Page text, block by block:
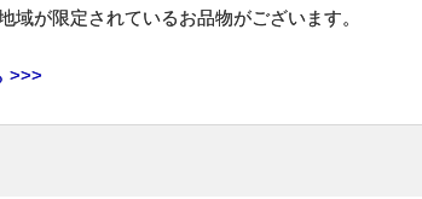
域が限定されているお品物がございます。
>>>